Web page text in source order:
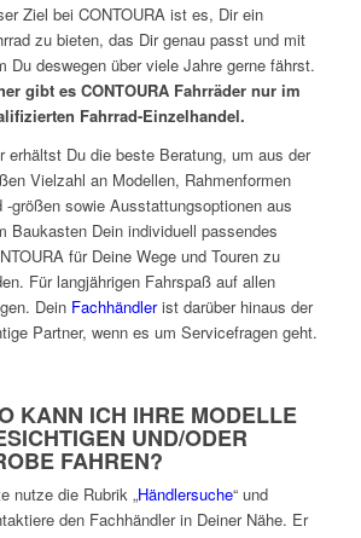
Ziel bei CONTOURA ist es, Dir ein
zu bieten, das Dir genau passt und mit
Du deswegen über viele Jahre gerne fährst.
gibt es CONTOURA Fahrräder nur im
Fahrrad-Einzelhandel.
erhältst Du die beste Beratung, um aus der
Vielzahl an Modellen, Rahmenformen
-größen sowie Ausstattungsoptionen aus
Baukasten Dein individuell passendes
für Deine Wege und Touren zu
Für langjährigen Fahrspaß auf allen
Dein Fachhändlerist darüber hinaus der
Partner, wenn es um Servicefragen geht.
KANN ICH IHRE MODELLE
UND/ODER
FAHREN?
nutze die Rubrik „Händlersuche“ und
den Fachhändler in Deiner Nähe. Er